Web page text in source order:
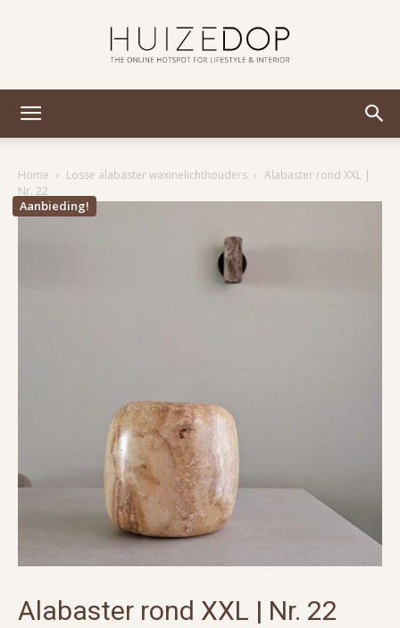
Home Losse alabaster waxinelichthouders
Alabaster rond XXL |
Nr. 22
Aanbieding!
Alabaster rond XXL | Nr. 22